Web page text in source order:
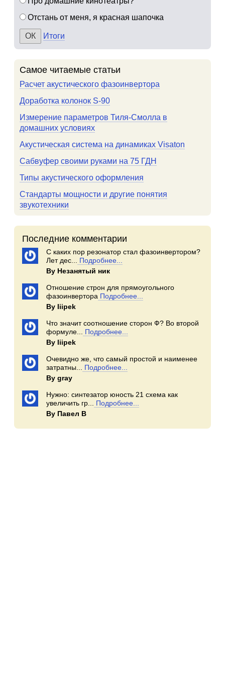
Отстань от меня, я красная шапочка
Итоги
Самое читаемые статьи
Расчет акустического фазоинвертора
Доработка колонок S-90
Измерение параметров Тиля-Смолла в
домашних условиях
Акустическая система на динамиках Visaton
Сабвуфер своими руками на 75 ГДН
Типы акустического оформления
Стандарты мощности и другие понятия
звукотехники
Последние комментарии
С каких пор резонатор стал фазоинвертором?
Лет дес...
Подробнее...
By Незанятый ник
Отношение строн для прямоугольного
фазоинвертора Подробнее...
By Iiipek
Что значит соотношение сторон Ф? Во второй
формуле...
Подробнее...
By Iiipek
Очевидно же, что самый простой и наименее
затратны...
Подробнее...
By gray
Нужно: синтезатор юность 21 схема как
увеличить гр...
Подробнее...
By Павел В